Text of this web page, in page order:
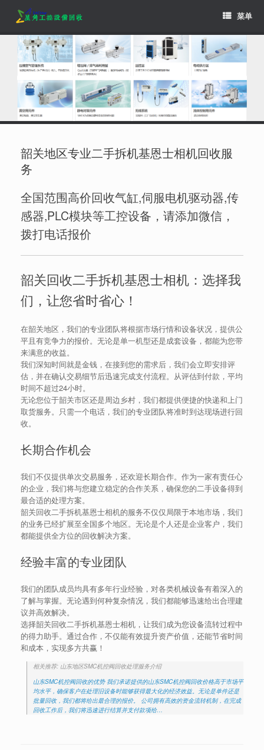
content
菜单
韶关地区专业二手拆机基恩士相机回收服
务
全国范围高价回收气缸,伺服电机驱动器,传
感器,PLC模块等工控设备，请添加微信，
拨打电话报价
韶关回收二手拆机基恩士相机：选择我
们，让您省时省心！
在韶关地区，我们的专业团队将根据市场行情和设备状况，提供公
平且有竞争力的报价。无论是单一机型还是成套设备，都能为您带
来满意的收益。
我们深知时间就是金钱，在接到您的需求后，我们会立即安排评
估，并在确认交易细节后迅速完成支付流程。从评估到付款，平均
时间不超过24小时。
无论您位于韶关市区还是周边乡村，我们都提供便捷的快递和上门
取货服务。只需一个电话，我们的专业团队将准时到达现场进行回
收。
长期合作机会
我们不仅提供单次交易服务，还欢迎长期合作。作为一家有责任心
的企业，我们将与您建立稳定的合作关系，确保您的二手设备得到
最合适的处理方案。
韶关回收二手拆机基恩士相机的服务不仅仅局限于本地市场，我们
的业务已经扩展至全国多个地区。无论是个人还是企业客户，我们
都能提供全方位的回收解决方案。
经验丰富的专业团队
我们的团队成员均具有多年行业经验，对各类机械设备有着深入的
了解与掌握。无论遇到何种复杂情况，我们都能够迅速给出合理建
议并高效解决。
选择韶关回收二手拆机基恩士相机，让我们成为您设备流转过程中
的得力助手。通过合作，不仅能有效提升资产价值，还能节省时间
和成本，实现多方共赢！
相关推荐: 山东地区SMC机控阀回收处理服务介绍
山东SMC机控阀回收的优势 我们承诺提供的山东SMC机控阀回收价格高于市场平
均水平，确保客户在处理旧设备时能够获得最大化的经济效益。无论是单件还是
批量回收，我们都将给出最合理的报价。 公司拥有高效的资金流转机制，在完成
回收工作后，我们将迅速进行结算并支付款项给…